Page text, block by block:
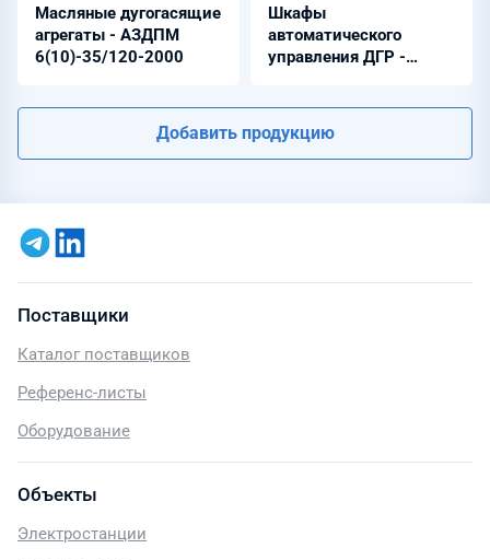
Масляные дугогасящие
агрегаты - АЗДПМ
6(10)-35/120-2000
Шкафы
автоматического
управления ДГР -
Добавить продукцию
Поставщики
Каталог поставщиков
Референс-листы
Оборудование
Объекты
Электростанции